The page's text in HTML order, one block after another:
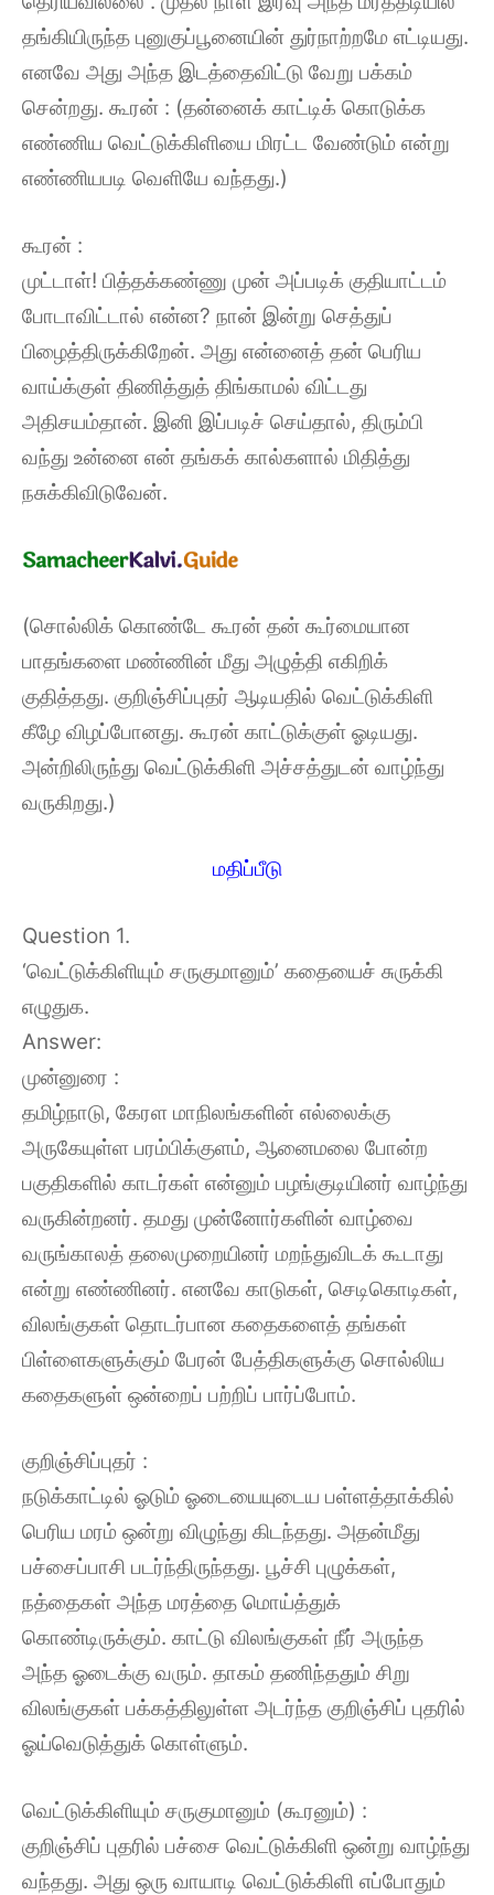
தங்கியிருந்த புனுகுப்பூனையின் துர்நாற்றமே எட்டியது.
எனவே அது அந்த இடத்தைவிட்டு வேறு பக்கம்
சென்றது. கூரன் : (தன்னைக் காட்டிக் கொடுக்க
எண்ணிய வெட்டுக்கிளியை மிரட்ட வேண்டும் என்று
எண்ணியபடி வெளியே வந்தது.)
கூரன் :
முட்டாள்! பித்தக்கண்ணு முன் அப்படிக் குதியாட்டம்
போடாவிட்டால் என்ன? நான் இன்று செத்துப்
பிழைத்திருக்கிறேன். அது என்னைத் தன் பெரிய
வாய்க்குள் திணித்துத் திங்காமல் விட்டது
அதிசயம்தான். இனி இப்படிச் செய்தால், திரும்பி
வந்து உன்னை என் தங்கக் கால்களால் மிதித்து
நசுக்கிவிடுவேன்.
(சொல்லிக் கொண்டே கூரன் தன் கூர்மையான
பாதங்களை மண்ணின் மீது அழுத்தி எகிறிக்
குதித்தது. குறிஞ்சிப்புதர் ஆடியதில் வெட்டுக்கிளி
கீழே விழப்போனது. கூரன் காட்டுக்குள் ஓடியது.
அன்றிலிருந்து வெட்டுக்கிளி அச்சத்துடன் வாழ்ந்து
வருகிறது.)
மதிப்பீடு
Question 1.
‘வெட்டுக்கிளியும் சருகுமானும்’ கதையைச் சுருக்கி
எழுதுக.
Answer:
முன்னுரை :
தமிழ்நாடு, கேரள மாநிலங்களின் எல்லைக்கு
அருகேயுள்ள பரம்பிக்குளம், ஆனைமலை போன்ற
பகுதிகளில் காடர்கள் என்னும் பழங்குடியினர் வாழ்ந்து
வருகின்றனர். தமது முன்னோர்களின் வாழ்வை
வருங்காலத் தலைமுறையினர் மறந்துவிடக் கூடாது
என்று எண்ணினர். எனவே காடுகள், செடிகொடிகள்,
விலங்குகள் தொடர்பான கதைகளைத் தங்கள்
பிள்ளைகளுக்கும் பேரன் பேத்திகளுக்கு சொல்லிய
கதைகளுள் ஒன்றைப் பற்றிப் பார்ப்போம்.
குறிஞ்சிப்புதர் :
நடுக்காட்டில் ஓடும் ஓடையையுடைய பள்ளத்தாக்கில்
பெரிய மரம் ஒன்று விழுந்து கிடந்தது. அதன்மீது
பச்சைப்பாசி படர்ந்திருந்தது. பூச்சி புழுக்கள்,
நத்தைகள் அந்த மரத்தை மொய்த்துக்
கொண்டிருக்கும். காட்டு விலங்குகள் நீர் அருந்த
அந்த ஓடைக்கு வரும். தாகம் தணிந்ததும் சிறு
விலங்குகள் பக்கத்திலுள்ள அடர்ந்த குறிஞ்சிப் புதரில்
ஓய்வெடுத்துக் கொள்ளும்.
வெட்டுக்கிளியும் சருகுமானும் (கூரனும்) :
குறிஞ்சிப் புதரில் பச்சை வெட்டுக்கிளி ஒன்று வாழ்ந்து
வந்தது. அது ஒரு வாயாடி வெட்டுக்கிளி எப்போதும்